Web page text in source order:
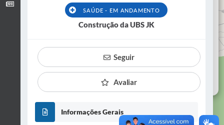
Situação
EM ANDAMENTO
Vista Alegre
VER OBRA
SAÚDE - EM ANDAMENTO
Construção da UBS JK
Seguir
Avaliar
Informações Gerais